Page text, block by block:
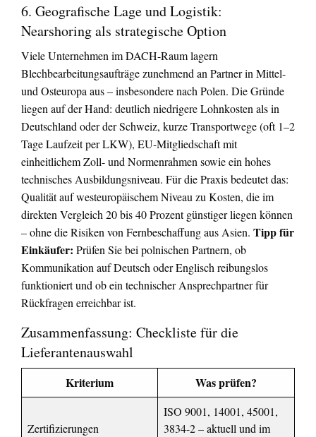
6. Geografische Lage und Logistik:
Nearshoring als strategische Option
Viele Unternehmen im DACH-Raum lagern
Blechbearbeitungsaufträge zunehmend an Partner in Mittel-
und Osteuropa aus – insbesondere nach Polen. Die Gründe
liegen auf der Hand: deutlich niedrigere Lohnkosten als in
Deutschland oder der Schweiz, kurze Transportwege (oft 1–2
Tage Laufzeit per LKW), EU-Mitgliedschaft mit
einheitlichem Zoll- und Normenrahmen sowie ein hohes
technisches Ausbildungsniveau. Für die Praxis bedeutet das:
Qualität auf westeuropäischem Niveau zu Kosten, die im
direkten Vergleich 20 bis 40 Prozent günstiger liegen können
– ohne die Risiken von Fernbeschaffung aus Asien. Tipp für
Einkäufer: Prüfen Sie bei polnischen Partnern, ob
Kommunikation auf Deutsch oder Englisch reibungslos
funktioniert und ob ein technischer Ansprechpartner für
Rückfragen erreichbar ist.
Zusammenfassung: Checkliste für die
Lieferantenauswahl
Kriterium Was prüfen?
Zertifizierungen
ISO 9001, 14001, 45001,
3834-2 – aktuell und im